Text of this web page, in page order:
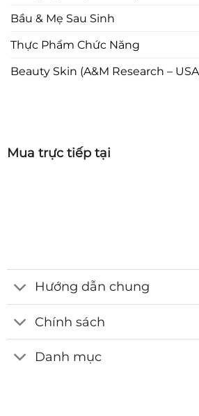
Bầu & Mẹ Sau Sinh
Thực Phẩm Chức Năng
Beauty Skin (A&M Research –
Mua trực tiếp tại
Hướng dẫn chung
Chính sách
Danh mục